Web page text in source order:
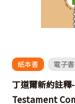
紙本書 電子書
丁道爾新約註
Testament